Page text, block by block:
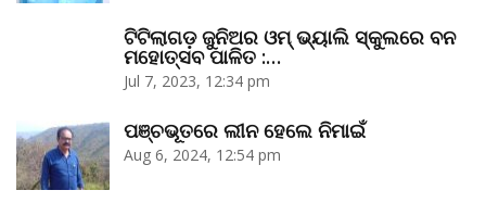
ଟିଟିଲାଗଡ଼ ଜୁନିଅର ଓମ୍‌ ଭ୍ୟାଲି ସ୍କୁଲରେ ବନ
ମହୋତ୍ସବ ପାଳିତ :…
Jul 7, 2023, 12:34 pm
ପଞ୍ଚଭୂତରେ ଲୀନ ହେଲେ ନିମାଇଁ
Aug 6, 2024, 12:54 pm